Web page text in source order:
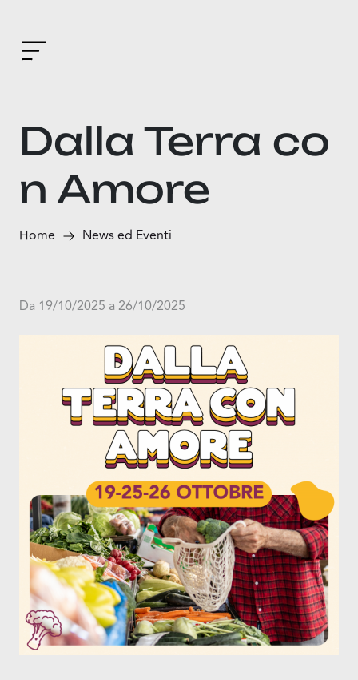
Dalla Terra co
n Amore
Home News ed Eventi
Da 19/10/2025 a 26/10/2025